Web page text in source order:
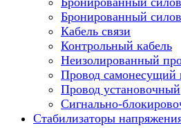
Бронированный
Кабель связи
Контрольный кабель
Неизолированный
Провод
Провод установочный
Сигнально-
Стабилизаторы